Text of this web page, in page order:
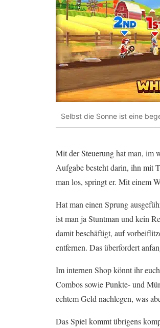
Selbst die Sonne ist eine
Mit der Steuerung hat man, im
Aufgabe besteht darin, ihn mit
man los, springt er. Mit einem
Hat man einen Sprung
ist man ja Stuntman und kein
damit beschäftigt, auf
entfernen. Das überfordert
Im internen Shop könnt ihr
Combos sowie Punkte- und
echtem Geld nachlegen, was
Das Spiel kommt übrigens